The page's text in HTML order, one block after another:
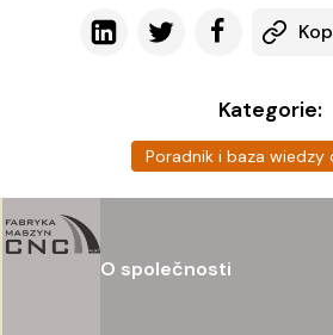
Kategorie:
Poradnik i baza wiedzy
O společnosti